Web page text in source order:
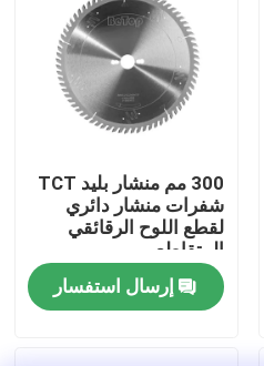
300 مم منشار بليد TCT
شفرات منشار دائري
لقطع اللوح الرقائقي
المتقاطع
إرسال استفسار